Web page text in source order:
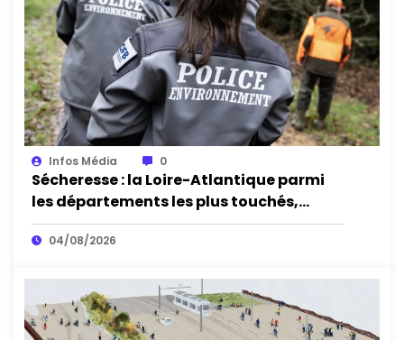
Infos Média 0
Sécheresse : la Loire-Atlantique parmi
les départements les plus touchés,
alerte l’Office français de la biodiversité
04/08/2026